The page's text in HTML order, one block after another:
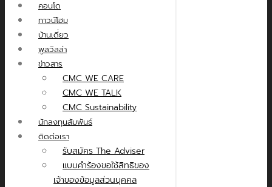
คอนโด
ทาวน์โฮม
บ้านเดี่ยว
พูลวิลล่า
ข่าวสาร
CMC WE CARE
CMC WE TALK
CMC Sustainability
นักลงทุนสัมพันธ์
ติดต่อเรา
รับสมัคร The Adviser
แบบคำร้องขอใช้สิทธิของ
เจ้าของข้อมูลส่วนบุคคล